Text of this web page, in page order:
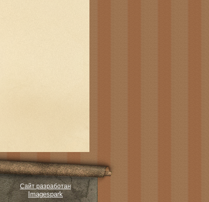
Сайт разработан
Imagespark